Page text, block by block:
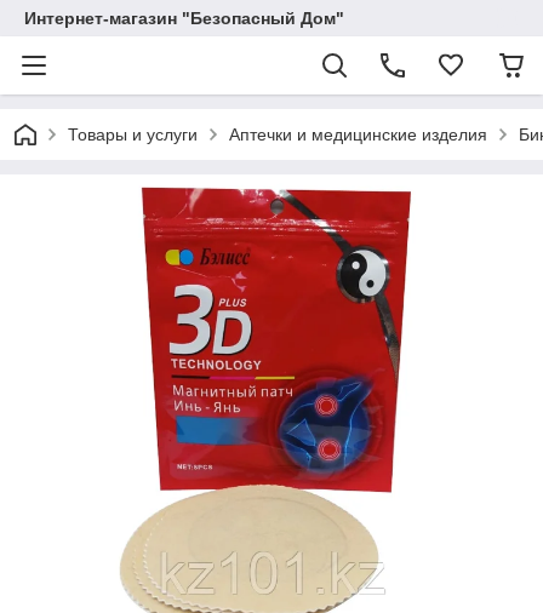
Интернет-магазин "Безопасный Дом"
Товары и услуги Аптечки и медицинские изделия